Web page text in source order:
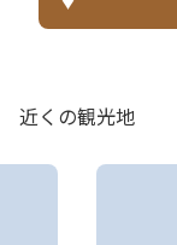
近くの観光地